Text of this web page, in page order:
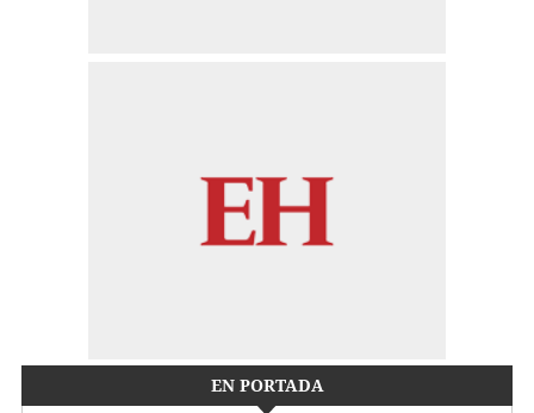
EN PORTADA